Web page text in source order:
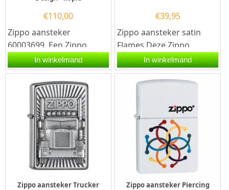
€110,00
Zippo aansteker
60003699. Een Zippo
aansteker is een
kwalitatief
goede aansteker met de...
In winkelmand
€39,95
Zippo aansteker satin
Flames.Deze Zippo
aansteker heeft een satin
chrome afwerking met
aan de...
In winkelmand
Zippo aansteker Trucker Zippo aansteker Piercing